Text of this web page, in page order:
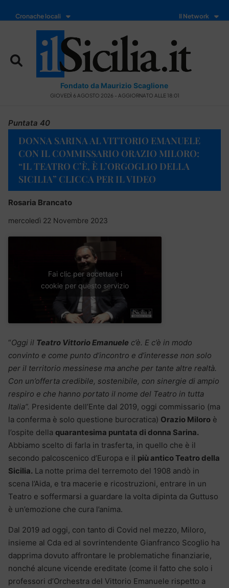
Cronache locali Il Network
Fondato da Maurizio Scaglione
GIOVEDÌ 6 AGOSTO 2026 - AGGIORNATO ALLE 18:01
Puntata 40
DONNA SARINA AL VITTORIO EMANUELE
CON IL COMMISSARIO ORAZIO MILORO:
“IL TEATRO C’È, È L’ORGOGLIO DELLA
SICILIA” CLICCA PER IL VIDEO
Rosaria Brancato
mercoledì 22 Novembre 2023
Fai clic per accettare i
cookie per questo servizio
“Oggi il Teatro Vittorio Emanuele c’è. E c’è in modo
convinto e come punto d’incontro e d’interesse non solo
per il territorio messinese ma anche per tante altre realtà.
Con un’offerta credibile, sostenibile, con sinergie di ampio
respiro e che hanno portato il nome del Teatro in tutta
Italia”. Presidente dell’Ente dal 2019, oggi commissario (ma
la conferma è solo questione burocratica) Orazio Miloro è
l’ospite della quarantesima puntata di donna Sarina.
Abbiamo scelto di farla in trasferta, in quello che è il
secondo palcoscenico d’Europa e il più antico Teatro della
Sicilia. La notte prima del terremoto del 1908 andò in
scena l’Aida, e tra macerie e ricostruzioni, entrare in un
Teatro e soffermarsi a guardare la volta dipinta da Guttuso
è un’emozione che cura l’anima.
Dal 2019 ad oggi, con tanto di Covid nel mezzo, Miloro,
insieme al Cda ed al sovrintendente Gianfranco Scoglio ha
dapprima dovuto affrontare le problematiche finanziarie,
nonché alcune vicende ereditate (come il fatto che solo i
professori d’Orchestra del Vittorio Emanuele rispetto a